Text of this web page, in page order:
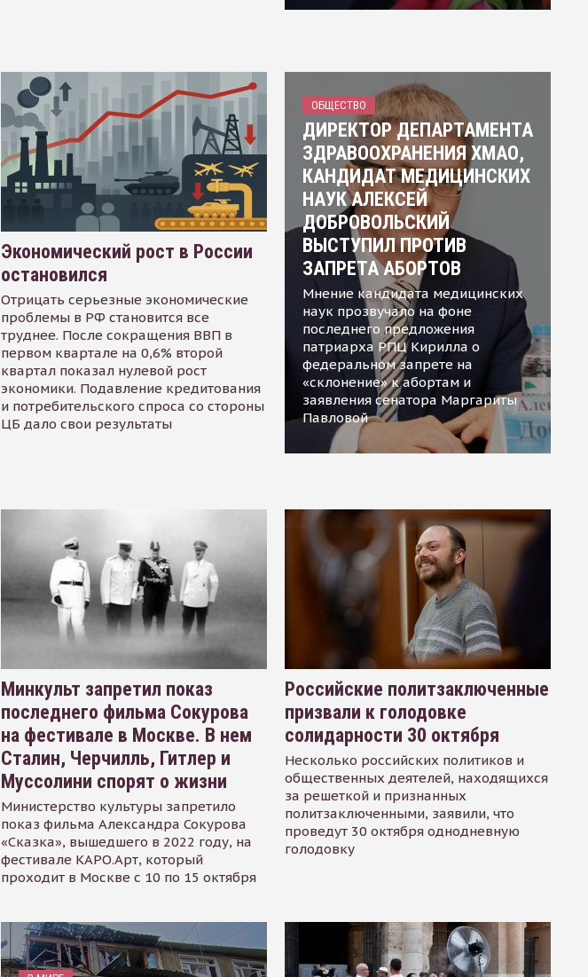
Экономический рост в России
остановился
Отрицать серьезные экономические
проблемы в РФ становится все
труднее. После сокращения ВВП в
первом квартале на 0,6% второй
квартал показал нулевой рост
экономики. Подавление кредитования
и потребительского спроса со стороны
ЦБ дало свои результаты
ОБЩЕСТВО
ДИРЕКТОР ДЕПАРТАМЕНТА
ЗДРАВООХРАНЕНИЯ ХМАО,
КАНДИДАТ МЕДИЦИНСКИХ
НАУК АЛЕКСЕЙ
ДОБРОВОЛЬСКИЙ
ВЫСТУПИЛ ПРОТИВ
ЗАПРЕТА АБОРТОВ
Мнение кандидата медицинских
наук прозвучало на фоне
последнего предложения
патриарха РПЦ Кирилла о
федеральном запрете на
«склонение» к абортам и
заявления сенатора Маргариты
Павловой
Минкульт запретил показ
последнего фильма Сокурова
на фестивале в Москве. В нем
Сталин, Черчилль, Гитлер и
Муссолини спорят о жизни
Министерство культуры запретило
показ фильма Александра Сокурова
«Сказка», вышедшего в 2022 году, на
фестивале КАРО.Арт, который
проходит в Москве с 10 по 15 октября
Российские политзаключенные
призвали к голодовке
солидарности 30 октября
Несколько российских политиков и
общественных деятелей, находящихся
за решеткой и признанных
политзаключенными, заявили, что
проведут 30 октября однодневную
голодовку